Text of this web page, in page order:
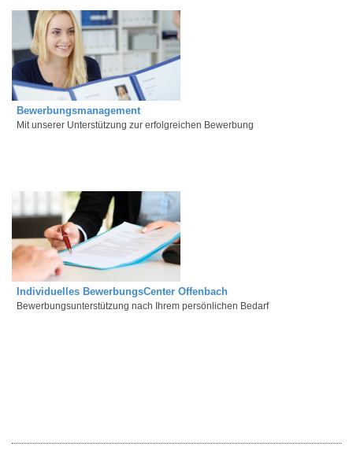
Bewerbungsmanagement
Mit unserer Unterstützung zur erfolgreichen Bewerbung
Individuelles BewerbungsCenter Offenbach
Bewerbungsunterstützung nach Ihrem persönlichen Bedarf